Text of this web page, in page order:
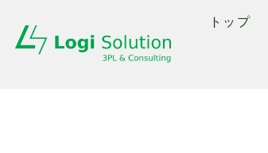
トップ